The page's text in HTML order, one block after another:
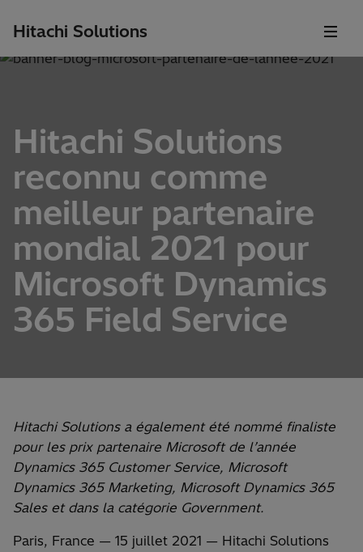
Hitachi Solutions
Hitachi Solutions
reconnu comme
meilleur partenaire
mondial 2021 pour
Microsoft Dynamics
365 Field Service
Hitachi Solutions a également été nommé finaliste
pour les prix partenaire Microsoft de l’année
Dynamics 365 Customer Service, Microsoft
Dynamics 365 Marketing, Microsoft Dynamics 365
Sales et dans la catégorie Government.
Paris, France — 15 juillet 2021 — Hitachi Solutions